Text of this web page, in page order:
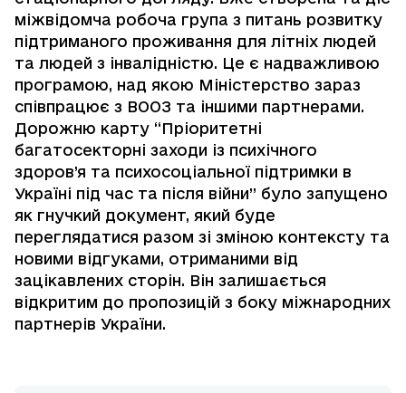
міжвідомча робоча група з питань розвитку
підтриманого проживання для літніх людей
та людей з інвалідністю. Це є надважливою
програмою, над якою Міністерство зараз
співпрацює з ВООЗ та іншими партнерами.
Дорожню карту “Пріоритетні
багатосекторні заходи із психічного
здоров’я та психосоціальної підтримки в
Україні під час та після війни” було запущено
як гнучкий документ, який буде
переглядатися разом зі зміною контексту та
новими відгуками, отриманими від
зацікавлених сторін. Він залишається
відкритим до пропозицій з боку міжнародних
партнерів України.